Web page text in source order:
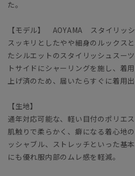
た。
【モデル】 AOYAMA スタイリッ
スッキリとしたやや細身のルックス
たシルエットのスタイリッシュスー
トサイドにシャーリングを施し、着
上げ済のため、届いたらすぐに着用出
【生地】
通年対応可能な、軽い目付のポリエ
肌触りで柔らかく、癖になる着心地
ッシャブル、ストレッチといった基
にも優れ服内部のムレ感を軽減。